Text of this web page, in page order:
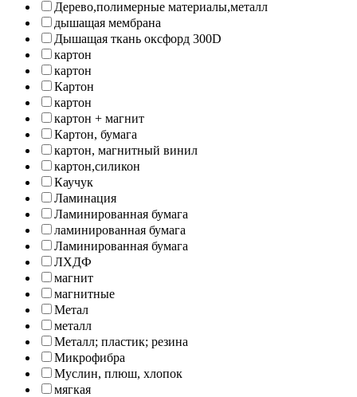
Дерево,полимерные материалы,металл
дышащая мембрана
Дышащая ткань оксфорд 300D
картон
картон
Картон
картон
картон + магнит
Картон, бумага
картон, магнитный винил
картон,силикон
Каучук
Ламинация
Ламинированная бумага
ламинированная бумага
Ламинированная бумага
ЛХДФ
магнит
магнитные
Метал
металл
Металл; пластик; резина
Микрофибра
Муслин, плюш, хлопок
мягкая